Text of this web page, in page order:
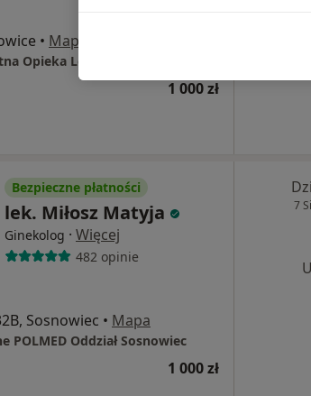
• Mapa
1 000 zł
Bezpieczne płatności
lek. Miłosz Matyja
Ginekolog · Więcej
482 opinie
Sosnowiec • Mapa
POLMED Oddział Sosnowiec
1 000 zł
7